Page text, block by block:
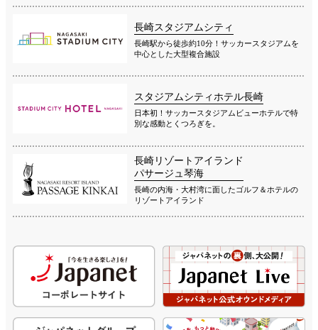
長崎スタジアムシティ
長崎駅から徒歩約10分！サッカースタジアムを
中心とした大型複合施設
スタジアムシティホテル長崎
日本初！サッカースタジアムビューホテルで特
別な感動とくつろぎを。
長崎リゾートアイランド
パサージュ琴海
長崎の内海・大村湾に面したゴルフ＆ホテルの
リゾートアイランド